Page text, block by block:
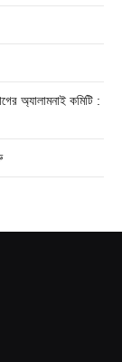
অ্যালামনাই কমিটি :